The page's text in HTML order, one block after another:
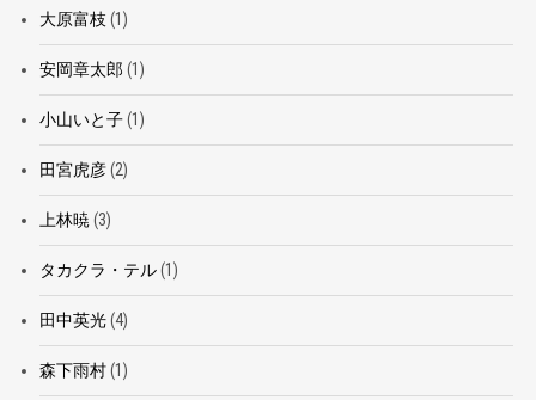
大原富枝 (1)
安岡章太郎 (1)
小山いと子(1)
田宮虎彦(2)
上林暁(3)
タカクラ・テル(1)
田中英光(4)
森下雨村(1)